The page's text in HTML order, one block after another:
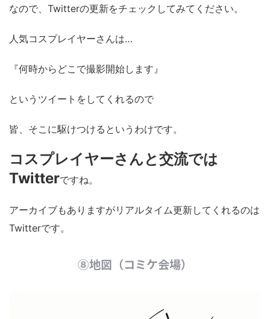
なので、Twitterの更新をチェックしてみてください。
人気コスプレイヤーさんは…
『何時からどこで撮影開始します』
というツイートをしてくれるので
皆、そこに駆けつけるというわけです。
コスプレイヤーさんと交流では
Twitterですね。
アーカイブもありますがリアルタイム更新してくれるのは
Twitterです。
⑧地図（コミケ会場）